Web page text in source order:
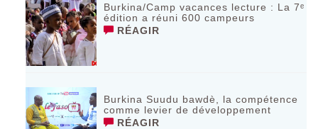
Burkina/Camp vacances lecture : La 7ᵉ
édition a réuni 600 campeurs
RÉAGIR
Burkina Suudu bawdè, la compétence
comme levier de développement
RÉAGIR